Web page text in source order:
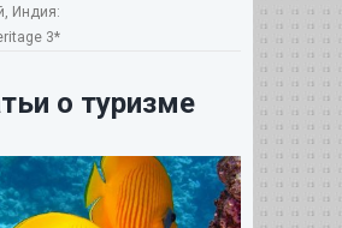
Индия:
3*
о туризме